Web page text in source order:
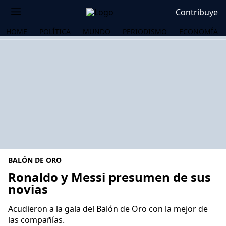
Contribuye
HOME POLÍTICA MUNDO PERIODISMO ECONOMÍA
BALÓN DE ORO
Ronaldo y Messi presumen de sus
novias
Acudieron a la gala del Balón de Oro con la mejor de
las compañías.